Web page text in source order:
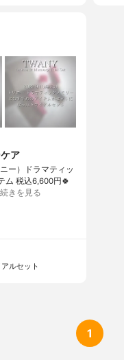
ア
ー）ドラマティッ
ム 税込6,600円🍀
続きを見る
ルセット
1